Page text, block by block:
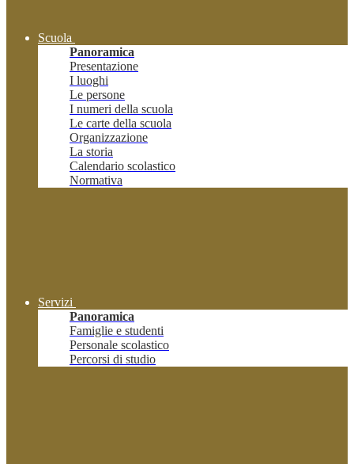
Scuola
Panoramica
Presentazione
I luoghi
Le persone
I numeri della scuola
Le carte della scuola
Organizzazione
La storia
Calendario scolastico
Normativa
Servizi
Panoramica
Famiglie e studenti
Personale scolastico
Percorsi di studio